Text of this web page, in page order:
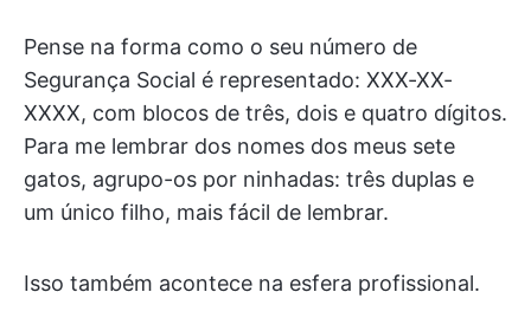
Pense na forma como o seu número de
Segurança Social é representado: XXX-XX-
XXXX, com blocos de três, dois e quatro dígitos.
Para me lembrar dos nomes dos meus sete
gatos, agrupo-os por ninhadas: três duplas e
um único filho, mais fácil de lembrar.
Isso também acontece na esfera profissional.